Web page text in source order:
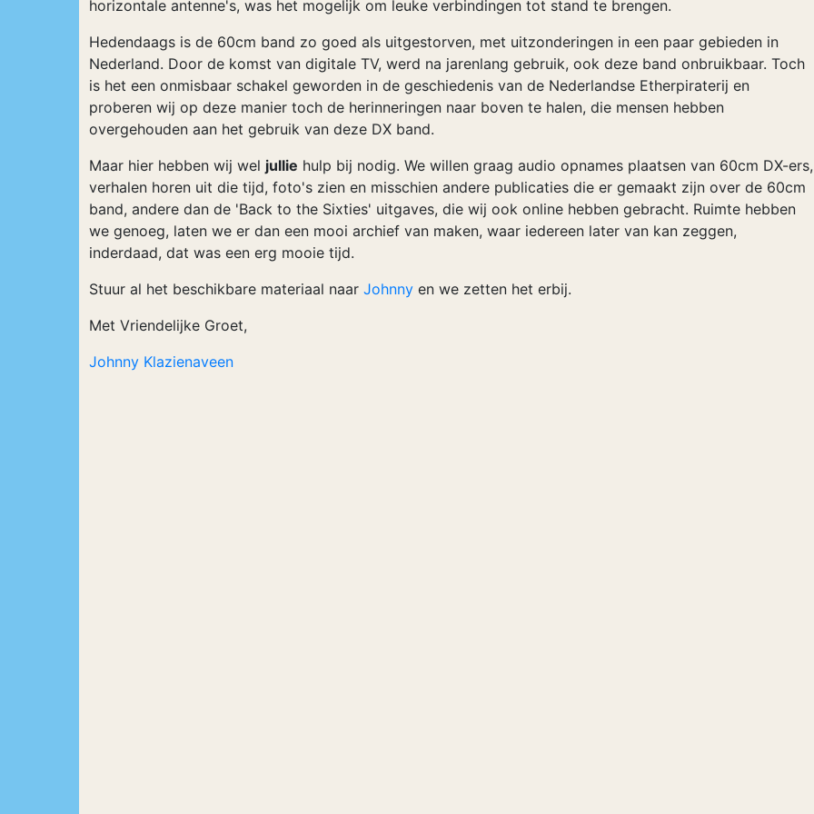
horizontale antenne's, was het mogelijk om leuke verbindingen tot stand te brengen.
Hedendaags is de 60cm band zo goed als uitgestorven, met uitzonderingen in een paar gebieden in
Nederland. Door de komst van digitale TV, werd na jarenlang gebruik, ook deze band onbruikbaar. Toch
is het een onmisbaar schakel geworden in de geschiedenis van de Nederlandse Etherpiraterij en
proberen wij op deze manier toch de herinneringen naar boven te halen, die mensen hebben
overgehouden aan het gebruik van deze DX band.
Maar hier hebben wij wel jullie hulp bij nodig. We willen graag audio opnames plaatsen van 60cm DX-ers,
verhalen horen uit die tijd, foto's zien en misschien andere publicaties die er gemaakt zijn over de 60cm
band, andere dan de 'Back to the Sixties' uitgaves, die wij ook online hebben gebracht. Ruimte hebben
we genoeg, laten we er dan een mooi archief van maken, waar iedereen later van kan zeggen,
inderdaad, dat was een erg mooie tijd.
Stuur al het beschikbare materiaal naar Johnny en we zetten het erbij.
Met Vriendelijke Groet,
Johnny Klazienaveen